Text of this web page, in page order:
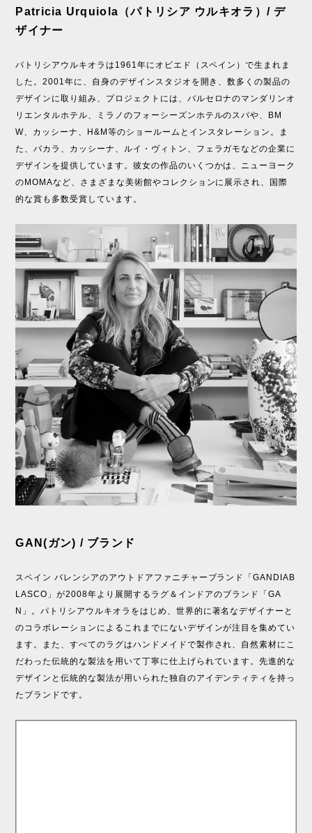
Patricia Urquiola（パトリシア ウルキオラ）/ デ
ザイナー
パトリシアウルキオラは1961年にオビエド（スペイン）で生まれま
した。2001年に、自身のデザインスタジオを開き、数多くの製品の
デザインに取り組み、プロジェクトには、バルセロナのマンダリンオ
リエンタルホテル、ミラノのフォーシーズンホテルのスパや、BM
W、カッシーナ、H&M等のショールームとインスタレーション。ま
た、バカラ、カッシーナ、ルイ・ヴィトン、フェラガモなどの企業に
デザインを提供しています。彼女の作品のいくつかは、ニューヨーク
のMOMAなど、さまざまな美術館やコレクションに展示され、国際
的な賞も多数受賞しています。
GAN(ガン) / ブランド
スペイン バレンシアのアウトドアファニチャーブランド「GANDIAB
LASCO」が2008年より展開するラグ＆インドアのブランド「GA
N」。パトリシアウルキオラをはじめ、世界的に著名なデザイナーと
のコラボレーションによるこれまでにないデザインが注目を集めてい
ます。また、すべてのラグはハンドメイドで製作され、自然素材にこ
だわった伝統的な製法を用いて丁寧に仕上げられています。先進的な
デザインと伝統的な製法が用いられた独自のアイデンティティを持っ
たブランドです。